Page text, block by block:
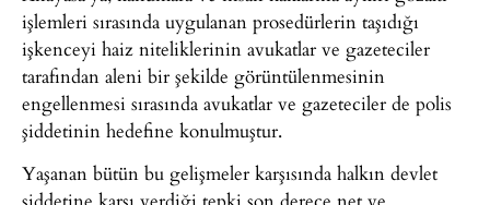
işlemleri sırasında uygulanan prosedürlerin taşıdığı
işkenceyi haiz niteliklerinin avukatlar ve gazeteciler
tarafından aleni bir şekilde görüntülenmesinin
engellenmesi sırasında avukatlar ve gazeteciler de polis
şiddetinin hedefine konulmuştur.
Yaşanan bütün bu gelişmeler karşısında halkın devlet